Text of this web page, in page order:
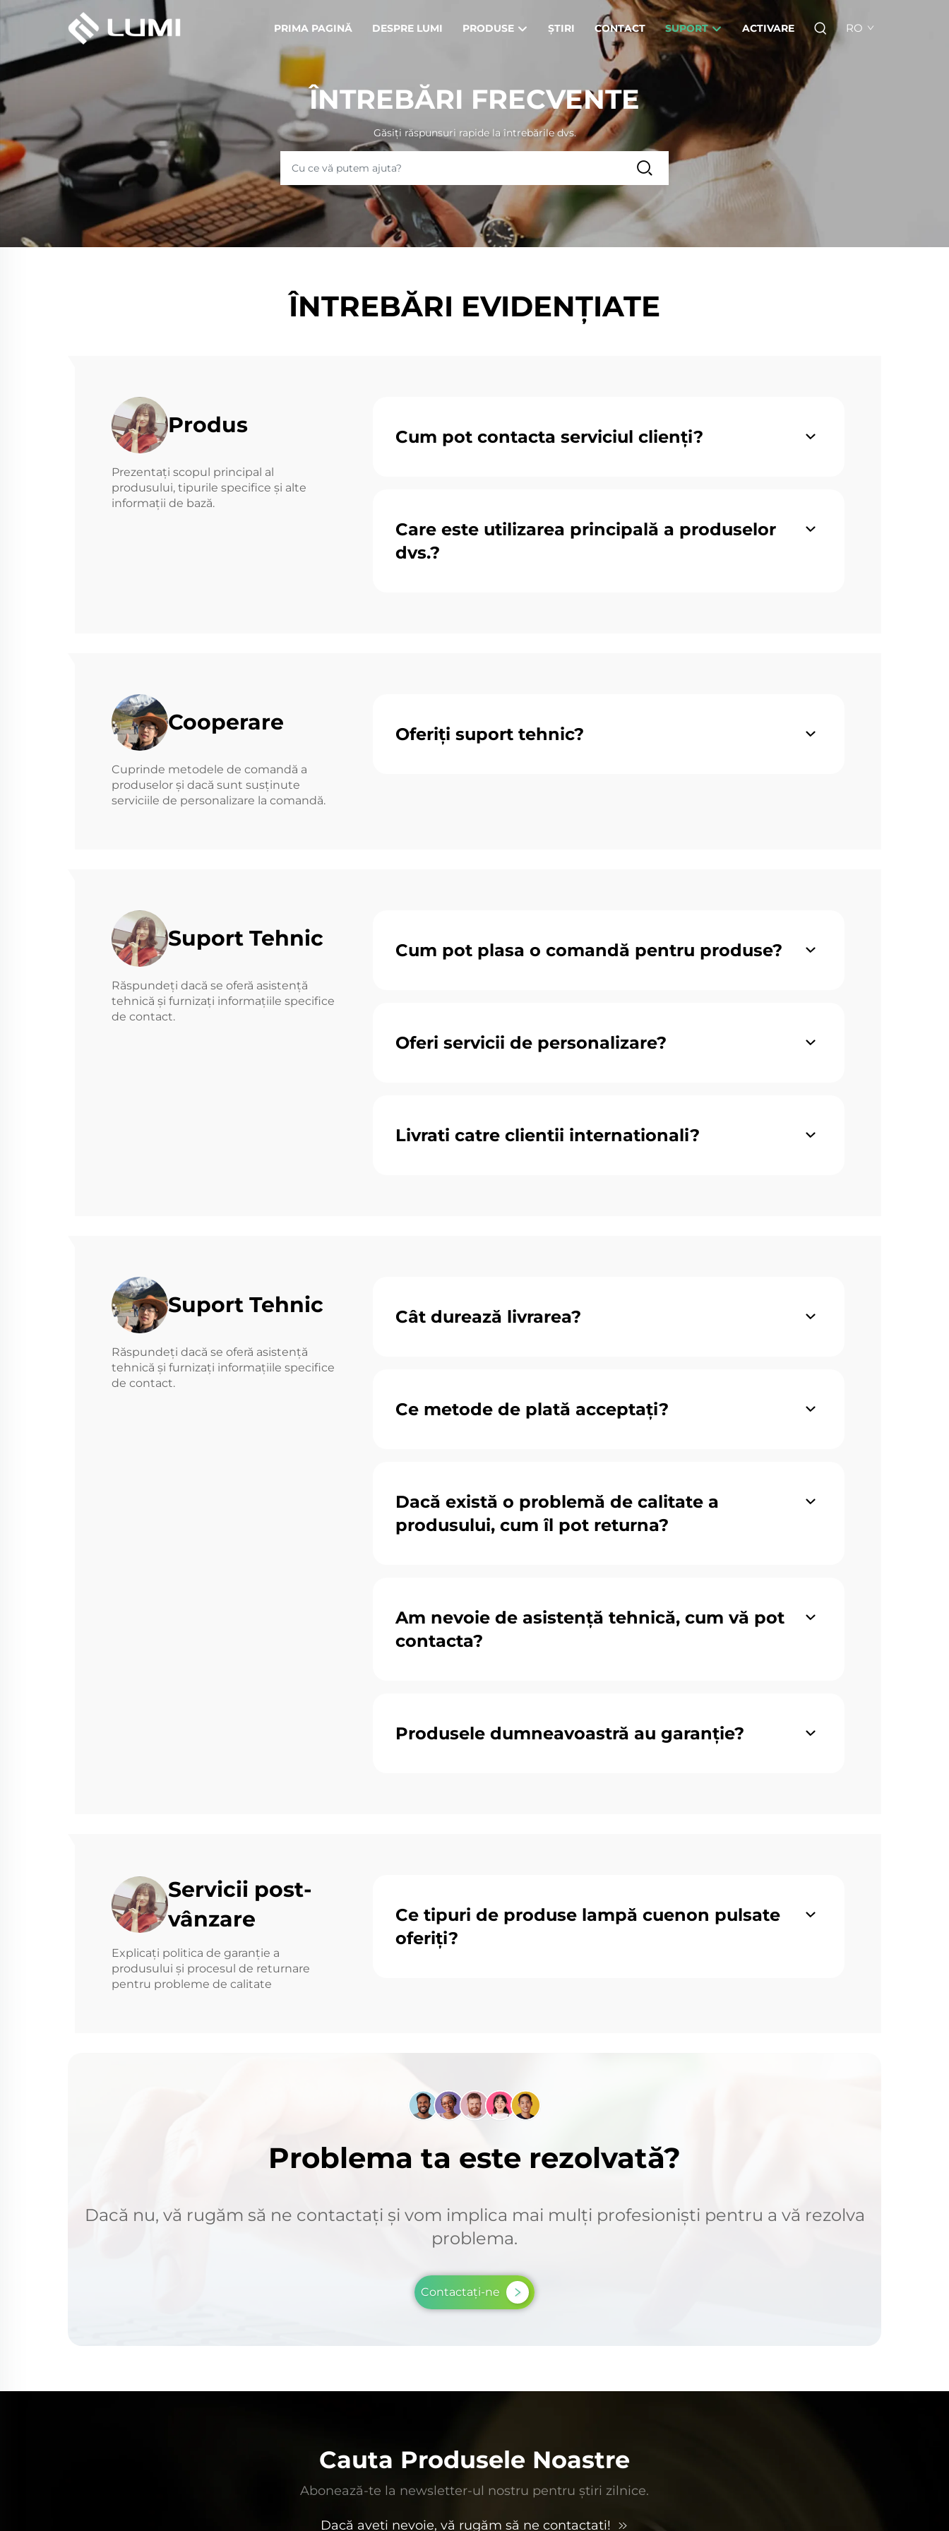
PRIMA PAGINĂ DESPRE LUMI PRODUSE ȘTIRI CONTACT SUPORT ACTIVARE RO
ÎNTREBĂRI FRECVENTE
Găsiți răspunsuri rapide la întrebările dvs.
ÎNTREBĂRI EVIDENȚIATE
Produs
Prezentați scopul principal al
produsului, tipurile specifice și alte
informații de bază.
Cum pot contacta serviciul clienți?
Care este utilizarea principală a produselor
dvs.?
Cooperare
Cuprinde metodele de comandă a
produselor și dacă sunt susținute
serviciile de personalizare la comandă.
Oferiți suport tehnic?
Suport Tehnic
Răspundeți dacă se oferă asistență
tehnică și furnizați informațiile specifice
de contact.
Cum pot plasa o comandă pentru produse?
Oferi servicii de personalizare?
Livrati catre clientii internationali?
Suport Tehnic
Răspundeți dacă se oferă asistență
tehnică și furnizați informațiile specifice
de contact.
Cât durează livrarea?
Ce metode de plată acceptaţi?
Dacă există o problemă de calitate a
produsului, cum îl pot returna?
Am nevoie de asistență tehnică, cum vă pot
contacta?
Produsele dumneavoastră au garanție?
Servicii post-
vânzare
Explicați politica de garanție a
produsului și procesul de returnare
pentru probleme de calitate
Ce tipuri de produse lampă cuenon pulsate
oferiți?
Problema ta este rezolvată?
Dacă nu, vă rugăm să ne contactați și vom implica mai mulți profesioniști pentru a vă rezolva
problema.
Contactați-ne
Cauta Produsele Noastre
Abonează-te la newsletter-ul nostru pentru știri zilnice.
Dacă aveți nevoie, vă rugăm să ne contactați!